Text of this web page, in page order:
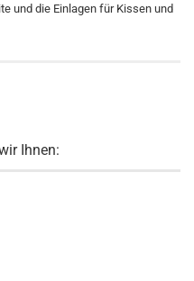
und die Einlagen für Kissen und
Ihnen: